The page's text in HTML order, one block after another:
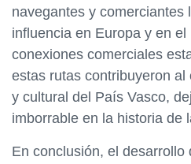
navegantes y comerciantes
influencia en Europa y en
conexiones comerciales
estas rutas contribuyeron
y cultural del País Vasco,
imborrable en la historia de
En conclusión, el desarrollo